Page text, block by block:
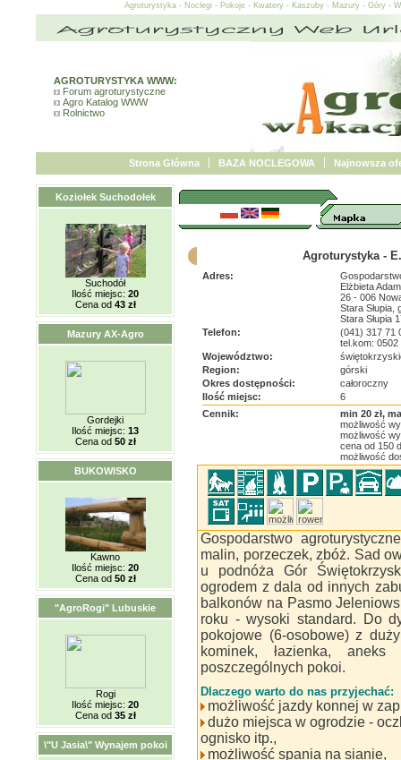
Agroturystyka - Noclegi - Pokoje - Kwatery - Kaszuby - Mazury - Góry -
AGROTURYSTYKA WWW:
Forum agroturystyczne
Agro Katalog WWW
Rolnictwo
Strona Główna BAZA NOCLEGOWA Najnowsza
Koziołek Suchodołek
Suchodół
Ilość miejsc: 20
Cena od 43 zł
Mazury AX-Agro
Gordejki
Ilość miejsc: 13
Cena od 50 zł
BUKOWISKO
Kawno
Ilość miejsc: 20
Cena od 50 zł
"AgroRogi" Lubuskie
Rogi
Ilość miejsc: 20
Cena od 35 zł
\"U Jasia\" Wynajem pokoi
Agroturystyka -
Adres:
Elżbieta
26 - 006
Stara Słupia,
Stara Słupia
Telefon:
(041) 317 71
tel.kom: 0502
Województwo:
Region:
górski
Okres dostępności:
całoroczny
Ilość miejsc:
6
Cennik:
min 20 zł,
możliwość
możliwość
cena od 150
możliwość
Gospodarstwo
malin, porzeczek, zbóż. Sad
u podnóża Gór
ogrodem z dala od innych
balkonów na Pasmo
roku - wysoki standard. Do
pokojowe (6-osobowe) z
kominek, łazienka, aneks
poszczególnych pokoi.
Dlaczego warto do nas przyjechać:
możliwość jazdy konnej w
dużo miejsca w ogrodzie -
ognisko itp.,
możliwość spania na sianie,